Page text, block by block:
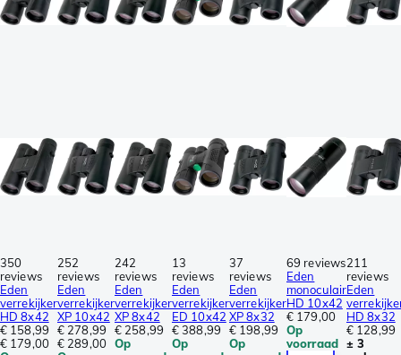
350
reviews
Eden
verrekijker
HD 8x42
€ 158,99
€ 179,00
252
reviews
Eden
verrekijker
XP 10x42
€ 278,99
€ 289,00
242
reviews
Eden
verrekijker
XP 8x42
€ 258,99
Op
13
reviews
Eden
verrekijker
ED 10x42
€ 388,99
Op
37
reviews
Eden
verrekijker
XP 8x32
€ 198,99
Op
69 reviews
Eden
monoculair
HD 10x42
€ 179,00
Op
voorraad
211
reviews
Eden
HD 8x32
€ 128,99
± 3